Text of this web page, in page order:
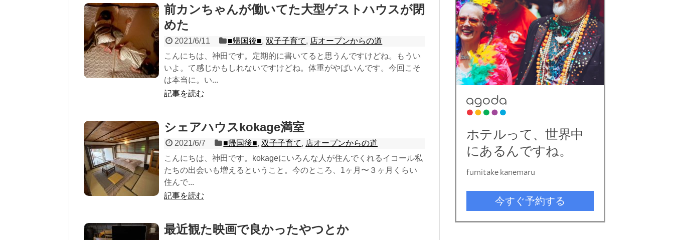
前カンちゃんが働いてた大型ゲストハウスが閉
めた
2021/6/11 ■帰国後■,双子子育て, 店オープンからの道
こんにちは、神田です。定期的に書いてると思うんですけどね。もうい
いよ。て感じかもしれないですけどね。体重がやばいんです。今回こそ
は本当に。い...
記事を読む
シェアハウスkokage満室
2021/6/7 ■帰国後■,双子子育て, 店オープンからの道
こんにちは、神田です。kokageにいろんな人が住んでくれるイコール私
たちの出会いも増えるということ。今のところ、1ヶ月〜３ヶ月くらい
住んで...
記事を読む
最近観た映画で良かったやつとか